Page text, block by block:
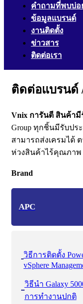
คำถามที่พบบ่อ
ข้อมูลแบรนด์
งานติดตั้ง
ข่าวสาร
ติดต่อเรา
ติดต่อแบรนด์
Vnix การันตี สินค้า
Group ทุกชิ้นมีรับปร
สามารถส่งเครมได้
ห่วงสินค้าไร้คุณภาพ
Brand
APC
วิธีการติดตั้ง
vSphere
วิธีนํา Galaxy
การทํางานปกติ